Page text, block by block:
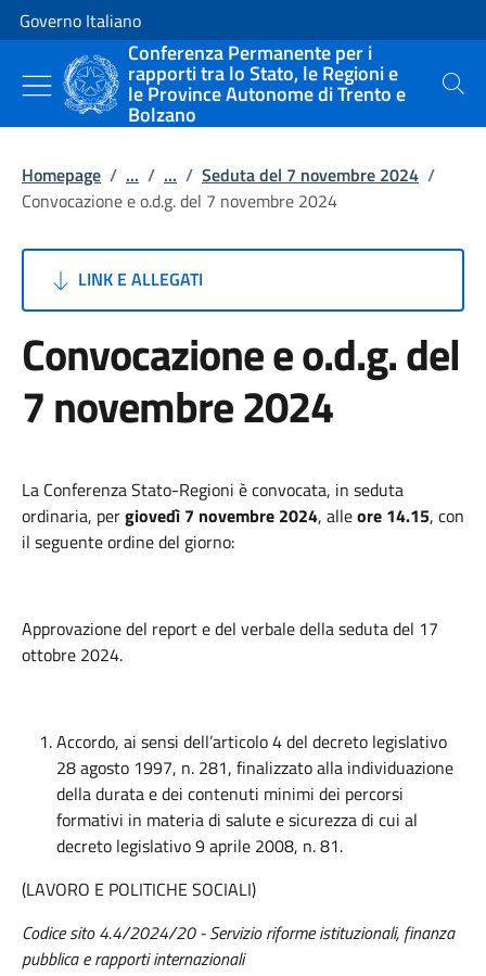
Vai al contenuto
Vai alla navigazione del sito
Governo Italiano
Conferenza Permanente per i
rapporti tra lo Stato, le Regioni e
le Province Autonome di Trento e
Bolzano
Cerca
Homepage / ... / ... / Seduta del 7 novembre 2024 /
Convocazione e o.d.g. del 7 novembre 2024
LINK E ALLEGATI
Convocazione e o.d.g. del
7 novembre 2024
La Conferenza Stato-Regioni è convocata, in seduta
ordinaria, pergiovedì 7 novembre 2024, alleore 14.15, con
il seguente ordine del giorno:
Approvazione del report e del verbale della seduta del 17
ottobre 2024.
Accordo, ai sensi dell’articolo 4 del decreto legislativo
28 agosto 1997, n. 281, finalizzato alla individuazione
della durata e dei contenuti minimi dei percorsi
formativi in materia di salute e sicurezza di cui al
decreto legislativo 9 aprile 2008, n. 81.
(LAVORO E POLITICHE SOCIALI)
Codice sito 4.4/2024/20 - Servizio riforme istituzionali, finanza
pubblica e rapporti internazionali